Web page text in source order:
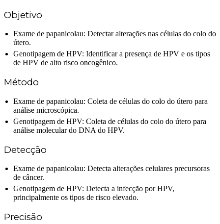
Objetivo
Exame de papanicolau: Detectar alterações nas células do colo do
útero.
Genotipagem de HPV: Identificar a presença de HPV e os tipos
de HPV de alto risco oncogênico.
Método
Exame de papanicolau: Coleta de células do colo do útero para
análise microscópica.
Genotipagem de HPV: Coleta de células do colo do útero para
análise molecular do DNA do HPV.
Detecção
Exame de papanicolau: Detecta alterações celulares precursoras
de câncer.
Genotipagem de HPV: Detecta a infecção por HPV,
principalmente os tipos de risco elevado.
Precisão